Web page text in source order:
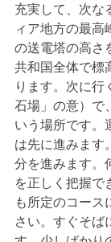
充実して、次な
ィア地方の最高
の送電塔の高さ
共和国全体で標
ります。次に行
石場」の意）で
いう場所です。
は先に進みます
分を進みます。
を正しく把握で
も所定のコース
さい。すぐそば